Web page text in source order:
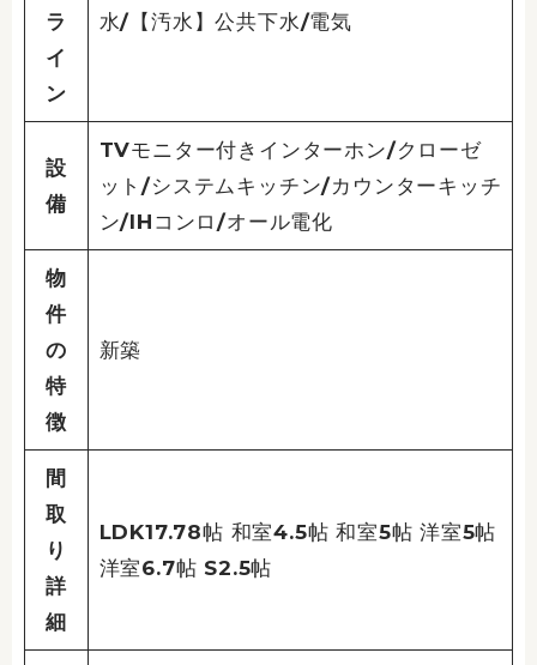
ラ
イ
ン
水/【汚水】公共下水/電気
設
備
TVモニター付きインターホン/クローゼ
ット/システムキッチン/カウンターキッチ
ン/IHコンロ/オール電化
物
件
の
特
徴
新築
間
取
り
詳
細
LDK17.78帖 和室4.5帖 和室5帖 洋室5帖
洋室6.7帖 S2.5帖